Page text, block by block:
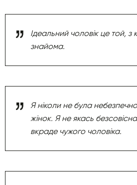
Ідеальний чоловік це той, з
знайома.
Я ніколи не була
жінок. Я не якась
вкраде чужого чоловіка.